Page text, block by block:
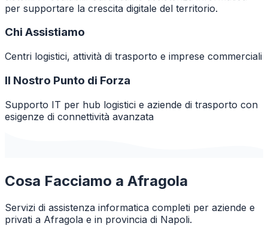
per supportare la crescita digitale del territorio.
Chi Assistiamo
Centri logistici, attività di trasporto e imprese commerciali
Il Nostro Punto di Forza
Supporto IT per hub logistici e aziende di trasporto con
esigenze di connettività avanzata
Cosa Facciamo a Afragola
Servizi di assistenza informatica completi per aziende e
privati a Afragola e in provincia di Napoli.